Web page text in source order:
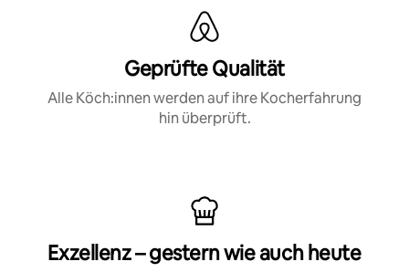
Geprüfte Qualität
Alle Köch:innen werden auf ihre Kocherfahrung
hin überprüft.
Exzellenz – gestern wie auch heute